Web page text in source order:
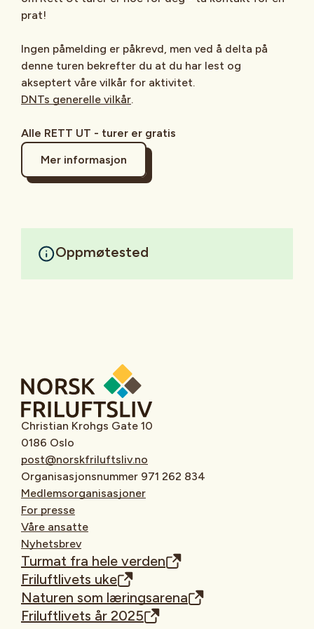
prat!
Ingen påmelding er påkrevd, men ved å delta på
denne turen bekrefter du at du har lest og
akseptert våre vilkår for aktivitet.
DNTs generelle vilkår.
Alle RETT UT - turer er gratis
Mer informasjon
Oppmøtested
Christian Krohgs Gate 10
0186 Oslo
post@norskfriluftsliv.no
Organisasjonsnummer 971 262 834
Medlemsorganisasjoner
For presse
Våre ansatte
Nyhetsbrev
Turmat fra hele verden
Friluftlivets uke
Naturen som læringsarena
Friluftlivets år 2025